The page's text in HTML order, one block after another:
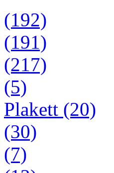
(192)
(191)
(217)
(5)
Plakett (20)
(30)
(7)